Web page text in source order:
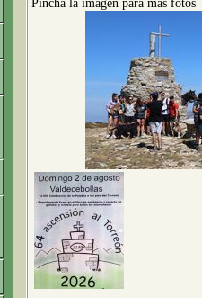
Pincha la imagen para más fotos